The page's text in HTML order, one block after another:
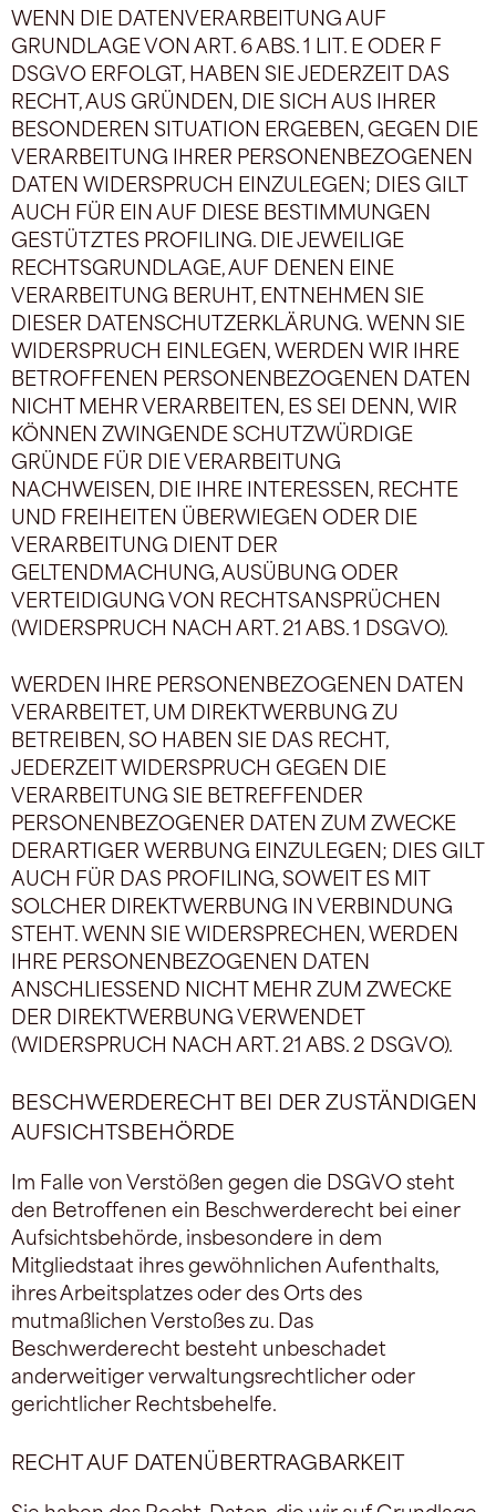
WENN DIE DATENVERARBEITUNG AUF
GRUNDLAGE VON ART. 6 ABS. 1 LIT. E ODER F
DSGVO ERFOLGT, HABEN SIE JEDERZEIT DAS
RECHT, AUS GRÜNDEN, DIE SICH AUS IHRER
BESONDEREN SITUATION ERGEBEN, GEGEN DIE
VERARBEITUNG IHRER PERSONENBEZOGENEN
DATEN WIDERSPRUCH EINZULEGEN; DIES GILT
AUCH FÜR EIN AUF DIESE BESTIMMUNGEN
GESTÜTZTES PROFILING. DIE JEWEILIGE
RECHTSGRUNDLAGE, AUF DENEN EINE
VERARBEITUNG BERUHT, ENTNEHMEN SIE
DIESER DATENSCHUTZERKLÄRUNG. WENN SIE
WIDERSPRUCH EINLEGEN, WERDEN WIR IHRE
BETROFFENEN PERSONENBEZOGENEN DATEN
NICHT MEHR VERARBEITEN, ES SEI DENN, WIR
KÖNNEN ZWINGENDE SCHUTZWÜRDIGE
GRÜNDE FÜR DIE VERARBEITUNG
NACHWEISEN, DIE IHRE INTERESSEN, RECHTE
UND FREIHEITEN ÜBERWIEGEN ODER DIE
VERARBEITUNG DIENT DER
GELTENDMACHUNG, AUSÜBUNG ODER
VERTEIDIGUNG VON RECHTSANSPRÜCHEN
(WIDERSPRUCH NACH ART. 21 ABS. 1 DSGVO).
WERDEN IHRE PERSONENBEZOGENEN DATEN
VERARBEITET, UM DIREKTWERBUNG ZU
BETREIBEN, SO HABEN SIE DAS RECHT,
JEDERZEIT WIDERSPRUCH GEGEN DIE
VERARBEITUNG SIE BETREFFENDER
PERSONENBEZOGENER DATEN ZUM ZWECKE
DERARTIGER WERBUNG EINZULEGEN; DIES GILT
AUCH FÜR DAS PROFILING, SOWEIT ES MIT
SOLCHER DIREKTWERBUNG IN VERBINDUNG
STEHT. WENN SIE WIDERSPRECHEN, WERDEN
IHRE PERSONENBEZOGENEN DATEN
ANSCHLIESSEND NICHT MEHR ZUM ZWECKE
DER DIREKTWERBUNG VERWENDET
(WIDERSPRUCH NACH ART. 21 ABS. 2 DSGVO).
BESCHWERDE­RECHT BEI DER ZUSTÄNDIGEN
AUFSICHTS­BEHÖRDE
Im Falle von Verstößen gegen die DSGVO steht
den Betroffenen ein Beschwerderecht bei einer
Aufsichtsbehörde, insbesondere in dem
Mitgliedstaat ihres gewöhnlichen Aufenthalts,
ihres Arbeitsplatzes oder des Orts des
mutmaßlichen Verstoßes zu. Das
Beschwerderecht besteht unbeschadet
anderweitiger verwaltungsrechtlicher oder
gerichtlicher Rechtsbehelfe.
RECHT AUF DATEN­ÜBERTRAG­BARKEIT